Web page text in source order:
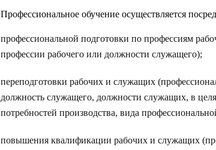
Профессиональное обучение осуществляется
профессиональной подготовки по профессиям
профессии рабочего или должности служащего);
переподготовки рабочих и служащих
должность служащего, должности служащих, в
потребностей производства, вида
повышения квалификации рабочих и служащих